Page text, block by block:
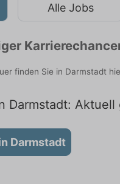
Alle Jobs
finden Sie in Darmstadt
Darmstadt:
Darmstadt